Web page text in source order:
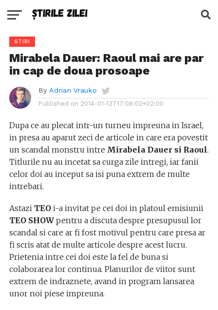
STIRI
Mirabela Dauer: Raoul mai are par
in cap de doua prosoape
By Adrian Vrauko
Published on 2014-01-13T17:08:02+02:00
Dupa ce au plecat intr-un turneu impreuna in Israel,
in presa au aparut zeci de articole in care era povestit
un scandal monstru intre Mirabela Dauer si Raoul.
Titlurile nu au incetat sa curga zile intregi, iar fanii
celor doi au inceput sa isi puna extrem de multe
intrebari.
Astazi TEOi-a invitat pe cei doi in platoul emisiunii
TEO SHOWpentru a discuta despre presupusul lor
scandal si care ar fi fost motivul pentru care presa ar
fi scris atat de multe articole despre acest lucru.
Prietenia intre cei doi este la fel de buna si
colaborarea lor continua. Planurilor de viitor sunt
extrem de indraznete, avand in program lansarea
unor noi piese impreuna.